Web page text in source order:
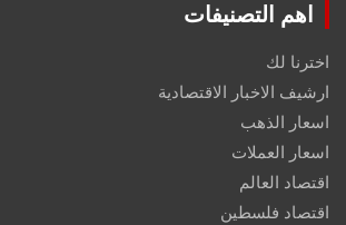
اهم التصنيفات
اخترنا لك
ارشيف الاخبار الاقتصادية
اسعار الذهب
اسعار العملات
اقتصاد العالم
اقتصاد فلسطين